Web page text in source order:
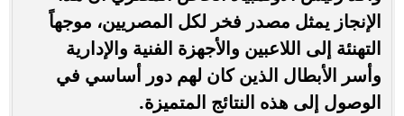
الإنجاز يمثل مصدر فخر لكل المصريين، موجهاً
التهنئة إلى اللاعبين والأجهزة الفنية والإدارية
وأسر الأبطال الذين كان لهم دور أساسي في
الوصول إلى هذه النتائج المتميزة.